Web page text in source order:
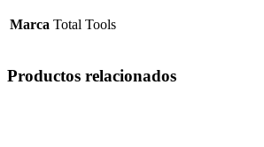
Marca Total Tools
Productos relacionados